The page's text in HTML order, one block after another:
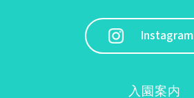
Instagram
入園案内